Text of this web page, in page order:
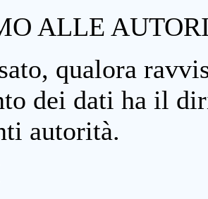
ALLE
qualora
dei dati ha il
autorità.